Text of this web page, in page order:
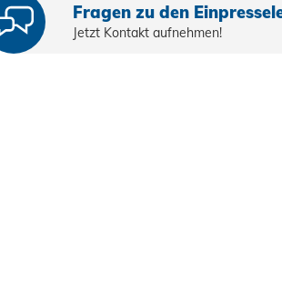
Fragen zu den
Jetzt Kontakt aufnehmen!